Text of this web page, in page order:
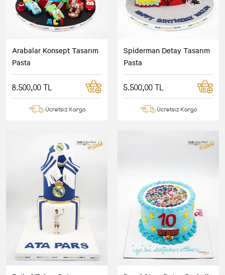
Arabalar Konsept Tasarım
Pasta
8.500,00 TL
Ücretsiz Kargo
Spiderman Detay Tasarım
Pasta
5.500,00 TL
Ücretsiz Kargo